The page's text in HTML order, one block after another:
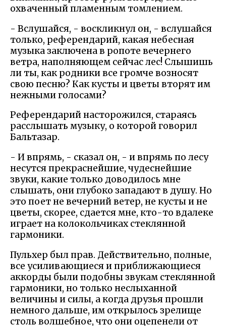
охваченный пламенным томлением.
- Вслушайся, - воскликнул он, - вслушайся
только, референдарий, какая небесная
музыка заключена в ропоте вечернего
ветра, наполняющем сейчас лес! Слышишь
ли ты, как родники все громче возносят
свою песню? Как кусты и цветы вторят им
нежными голосами?
Референдарий насторожился, стараясь
расслышать музыку, о которой говорил
Бальтазар.
- И впрямь, - сказал он, - и впрямь по лесу
несутся прекраснейшие, чудеснейшие
звуки, какие только доводилось мне
слышать, они глубоко западают в душу. Но
это поет не вечерний ветер, не кусты и не
цветы, скорее, сдается мне, кто-то вдалеке
играет на колокольчиках стеклянной
гармоники.
Пульхер был прав. Действительно, полные,
все усиливающиеся и приближающиеся
аккорды были подобны звукам стеклянной
гармоники, но только неслыханной
величины и силы, а когда друзья прошли
немного дальше, им открылось зрелище
столь волшебное, что они оцепенели от